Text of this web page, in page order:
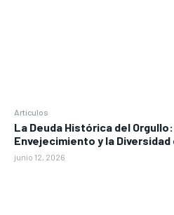
Artículos
La Deuda Histórica del
Envejecimiento y la
junio 12, 2026